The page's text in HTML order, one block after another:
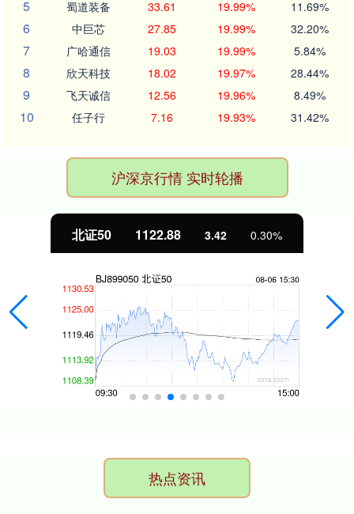
5 蜀道装备 33.61 19.99% 11.69%
6 中巨芯 27.85 19.99% 32.20%
7 广哈通信 19.03 19.99% 5.84%
8 欣天科技 18.02 19.97% 28.44%
9 飞天诚信 12.56 19.96% 8.49%
10 任子行 7.16 19.93% 31.42%
沪深京行情 实时轮播
北证50 1122.88 3.42 0.30%
热点资讯